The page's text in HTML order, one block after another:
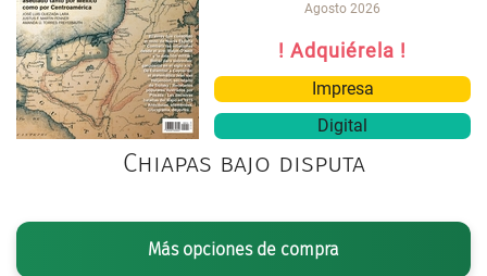
Agosto 2026
! Adquiérela !
Impresa
Digital
Chiapas bajo disputa
Más opciones de compra